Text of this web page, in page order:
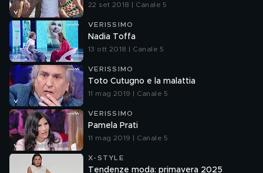
22 set 2018 | Canale 5
VERISSIMO
Nadia Toffa
13 ott 2018 | Canale 5
VERISSIMO
Toto Cutugno e la malattia
11 mag 2019 | Canale 5
VERISSIMO
Pamela Prati
11 mag 2019 | Canale 5
X-STYLE
Tendenze moda: primavera 2025